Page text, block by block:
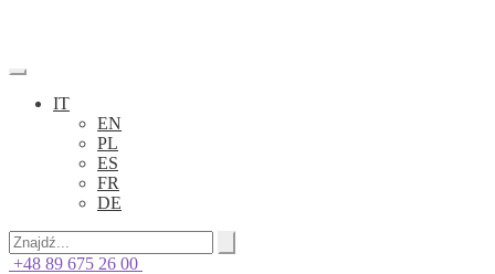
IT
EN
PL
ES
FR
DE
+48 89 675 26 00